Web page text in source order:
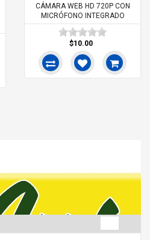
CÁMARA WEB HD 720P CON
MICRÓFONO INTEGRADO
$10.00